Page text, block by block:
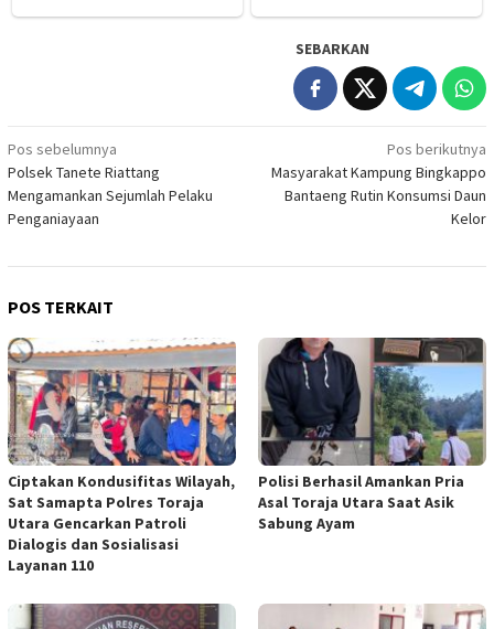
SEBARKAN
Navigasi
pos
Pos sebelumnya
Polsek Tanete Riattang
Mengamankan Sejumlah Pelaku
Penganiayaan
Pos berikutnya
Masyarakat Kampung Bingkappo
Bantaeng Rutin Konsumsi Daun
Kelor
POS TERKAIT
Ciptakan Kondusifitas Wilayah,
Sat Samapta Polres Toraja
Utara Gencarkan Patroli
Dialogis dan Sosialisasi
Layanan 110
Polisi Berhasil Amankan Pria
Asal Toraja Utara Saat Asik
Sabung Ayam